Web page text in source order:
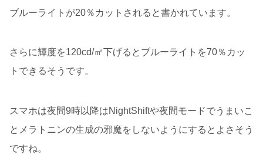
ブルーライトが20％カットされると書かれています。
さらに輝度を120cd/㎡下げるとブルーライトを70％カッ
トできるそうです。
スマホは夜間9時以降はNightShiftや夜間モードでうまいこ
とメラトニンの生成の邪魔をしないようにするとよさそう
ですね。